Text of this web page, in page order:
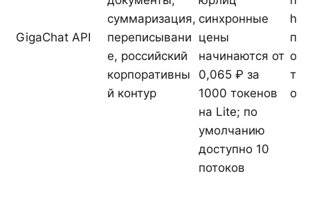
GigaChat API
суммаризация,
переписывани
е, российский
корпоративны
й контур
синхронные
цены
начинаются от
0,065 ₽ за
1000 токенов
на Lite; по
умолчанию
доступно 10
потоков